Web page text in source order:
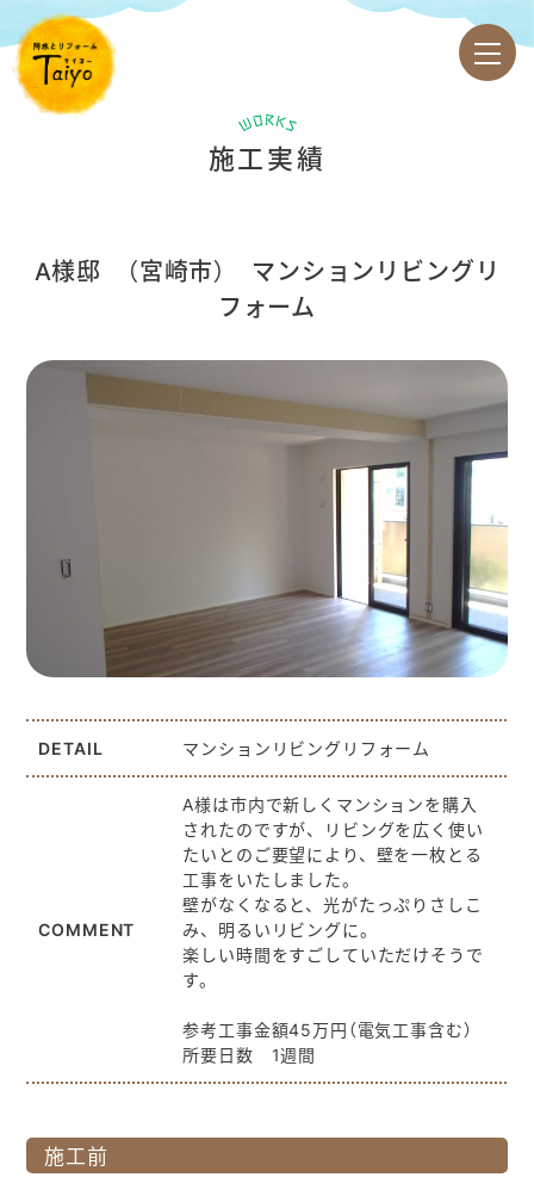
施工実績
A様邸 （宮崎市） マンションリビングリ
フォーム
DETAIL マンションリビングリフォーム
COMMENT
A様は市内で新しくマンションを購入
されたのですが、リビングを広く使い
たいとのご要望により、壁を一枚とる
工事をいたしました。
壁がなくなると、光がたっぷりさしこ
み、明るいリビングに。
楽しい時間をすごしていただけそうで
す。
参考工事金額45万円（電気工事含む）
所要日数 1週間
施工前